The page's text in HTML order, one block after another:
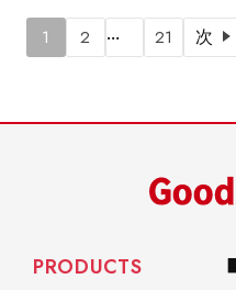
1 2 … 21 次
PRODUCTS